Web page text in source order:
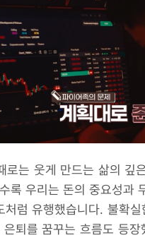
는 웃게 만드는 삶의 깊
록 우리는 돈의 중요성
럼 유행했습니다. 불확
퇴를 꿈꾸는 흐름도 등